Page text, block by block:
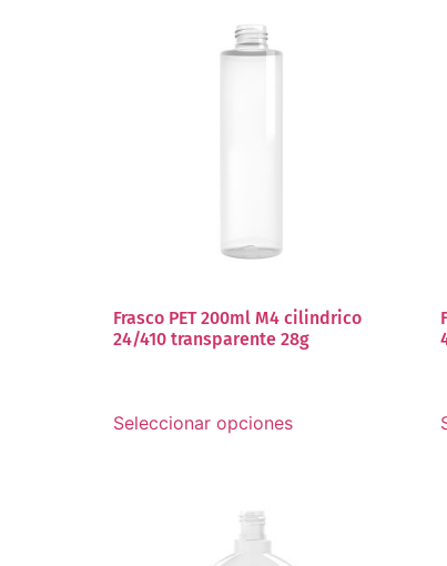
Frasco PET 200ml M4 cilindrico
24/410 transparente 28g
Seleccionar opciones